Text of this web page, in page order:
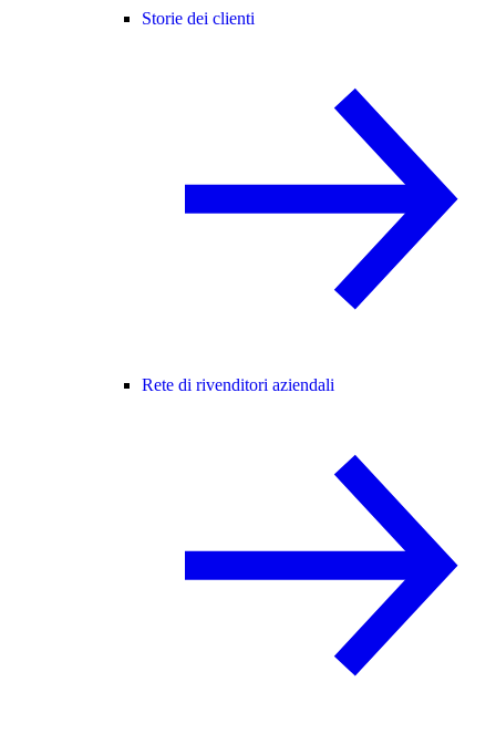
Storie dei clienti
Rete di rivenditori aziendali